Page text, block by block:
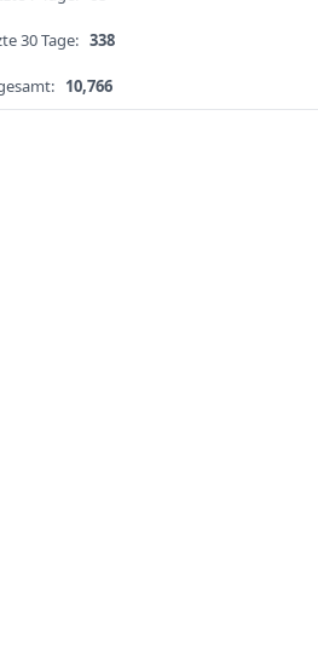
30 Tage: 338
10,766